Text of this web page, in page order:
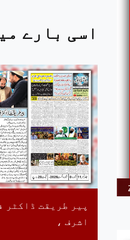
اسی بارے
پیر طریقت ڈاکٹر
اشرف ،